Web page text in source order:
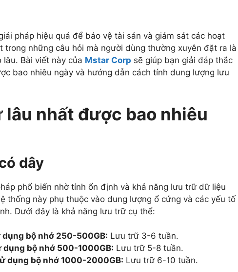
pháp hiệu quả để bảo vệ tài sản và giám sát các hoạt
trong những câu hỏi mà người dùng thường xuyên đặt ra là
Bài viết này của Mstar Corp sẽ giúp bạn giải đáp thắc
bao nhiêu ngày và hướng dẫn cách tính dung lượng lưu
nhất được bao nhiêu
dây
phổ biến nhờ tính ổn định và khả năng lưu trữ dữ liệu
thống này phụ thuộc vào dung lượng ổ cứng và các yếu tố
Dưới đây là khả năng lưu trữ cụ thể:
bộ nhớ 250-500GB: Lưu trữ 3-6 tuần.
dụng bộ nhớ 500-1000GB: Lưu trữ 5-8 tuần.
dụng bộ nhớ 1000-2000GB: Lưu trữ 6-10 tuần.